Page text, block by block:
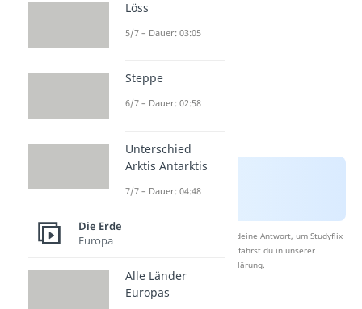
Nach Beantwortung speichern wir deine Antwort, um Studyflix
zu verbessern. Mehr dazu erfährst du in unserer
Datenschutzerklärung.
Löss
5/7 – Dauer: 03:05
Steppe
6/7 – Dauer: 02:58
Unterschied
Arktis Antarktis
7/7 – Dauer: 04:48
Die Erde
Europa
Alle Länder
Europas